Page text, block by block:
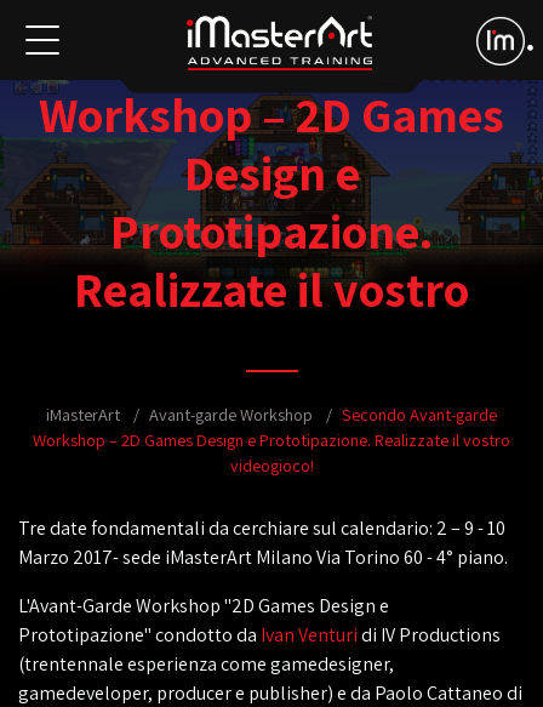
Secondo Avant-garde
Workshop – 2D Games
Design e
Prototipazione.
Realizzate il vostro
iMasterArt Avant-garde Workshop
Secondo Avant-garde
Workshop – 2D Games Design e Prototipazione. Realizzate il vostro
videogioco!
Tre date fondamentali da cerchiare sul calendario: 2 – 9 - 10
Marzo 2017- sede iMasterArt Milano Via Torino 60 - 4° piano.
L'Avant-Garde Workshop "2D Games Design e
Prototipazione" condotto da Ivan Venturidi IV Productions
(trentennale esperienza come gamedesigner,
gamedeveloper, producer e publisher) e da Paolo Cattaneo di